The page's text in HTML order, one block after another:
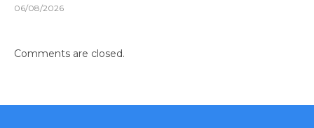
06/08/2026
Comments are closed.